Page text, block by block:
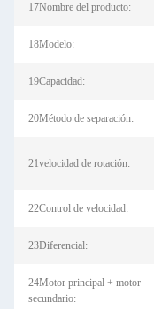
17Nombre del producto:
18Modelo:
19Capacidad:
20Método de separación:
21velocidad de rotación:
22Control de velocidad:
23Diferencial:
24Motor principal + motor
secundario: